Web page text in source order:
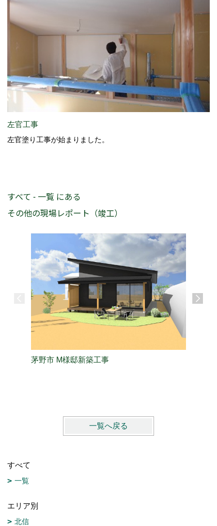
左官工事
左官塗り工事が始まりました。
すべて - 一覧 にある
その他の現場レポート（竣工）
茅野市 M様邸新築工事
一覧へ戻る
すべて
一覧
エリア別
北信